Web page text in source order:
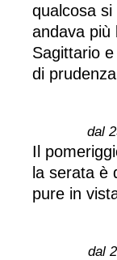
qualcosa
andava più
Sagittario
di
dal
Il
la serata è
pure in
dal